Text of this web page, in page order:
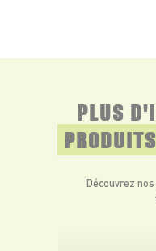
PLUS
PRODUITS
Découvrez